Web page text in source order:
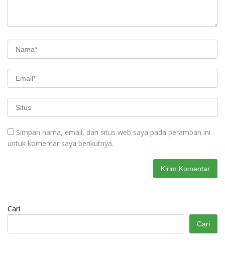
Simpan nama, email, dan situs web saya pada peramban ini
untuk komentar saya berikutnya.
Cari
Cari